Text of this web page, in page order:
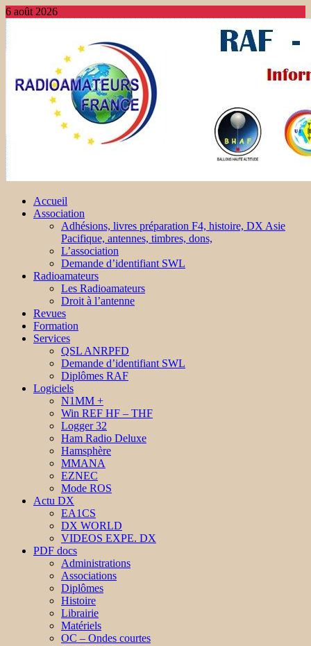
6 août 2026
Accueil
Association
Adhésions, livres préparation F4, histoire, DX Asie
Pacifique, antennes, timbres, dons,
L’association
Demande d’identifiant SWL
Radioamateurs
Les Radioamateurs
Droit à l’antenne
Revues
Formation
Services
QSL ANRPFD
Demande d’identifiant SWL
Diplômes RAF
Logiciels
N1MM +
Win REF HF – THF
Logger 32
Ham Radio Deluxe
Hamsphère
MMANA
EZNEC
Mode ROS
Actu DX
EA1CS
DX WORLD
VIDEOS EXPE. DX
PDF docs
Administrations
Associations
Diplômes
Histoire
Librairie
Matériels
OC – Ondes courtes